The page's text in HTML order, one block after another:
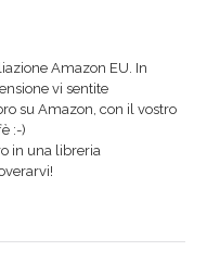
Amazon EU. In
vi sentite
su Amazon, con il vostro
:-)
in una libreria